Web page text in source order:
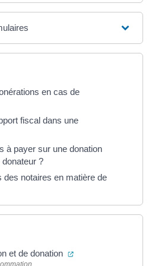
en cas de
fiscal dans une
à payer sur une donation
?
des notaires en matière de
et de donation (ouverture dans un